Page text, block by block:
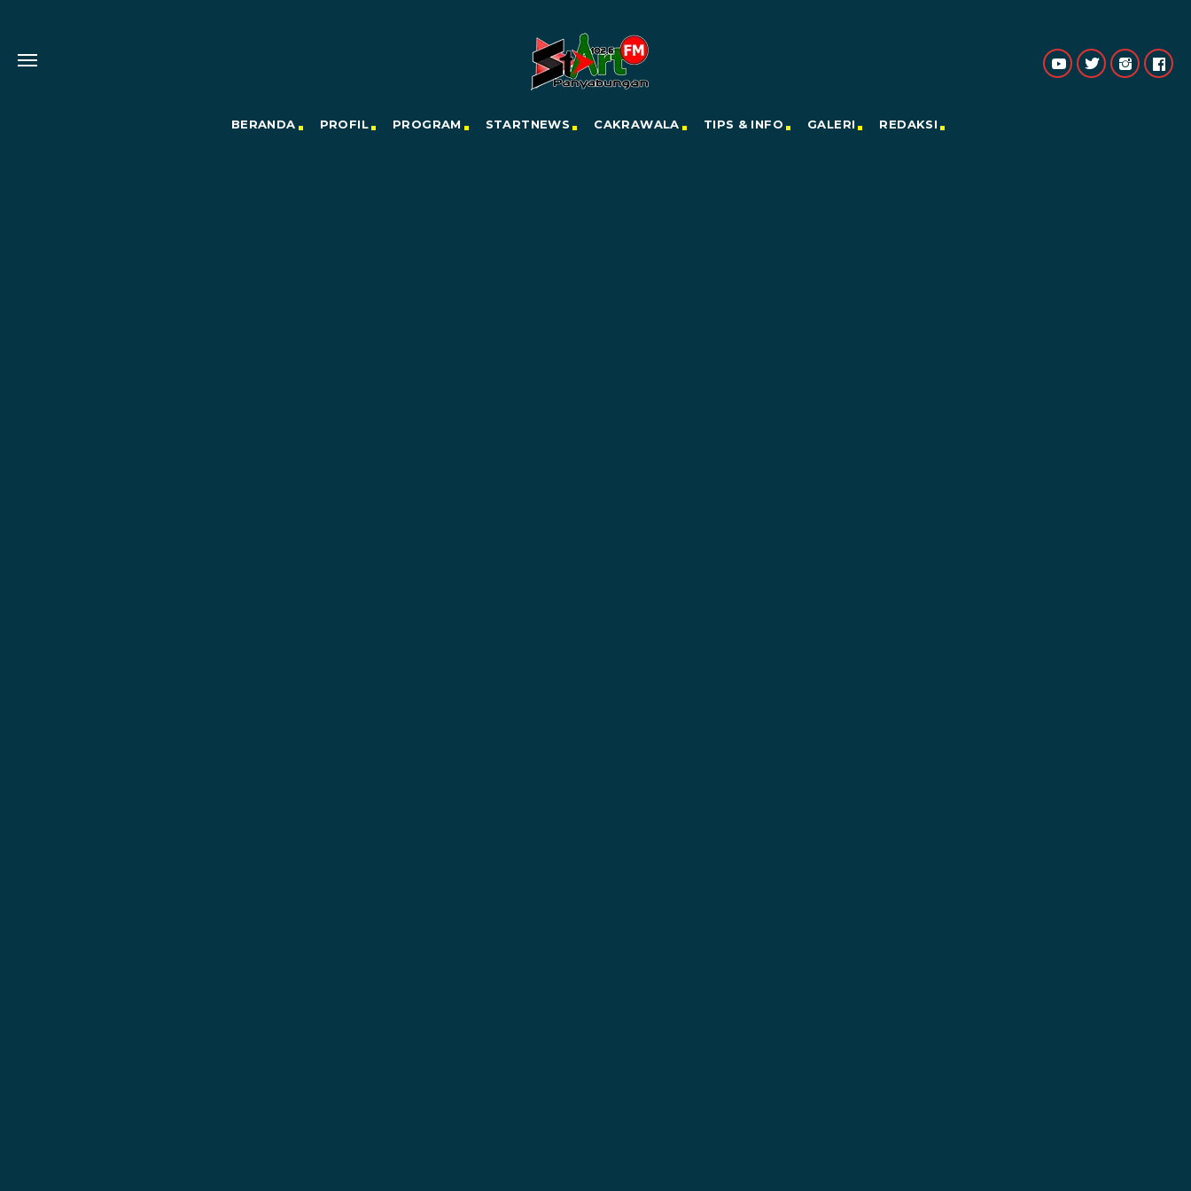
BERANDA PROFIL PROGRAM STARTNEWS CAKRAWALA TIPS & INFO GALERI REDAKSI